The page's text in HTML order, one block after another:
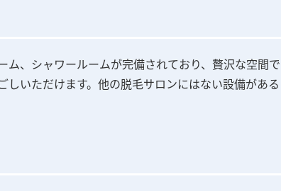
、シャワールームが完備されており、贅沢な空間で
いただけます。他の脱毛サロンにはない設備がある